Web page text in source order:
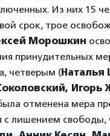
Из них 15
срок, трое
Морошкин
принудительных
четверым (Наталья
отменена мера
с лишением свободы,